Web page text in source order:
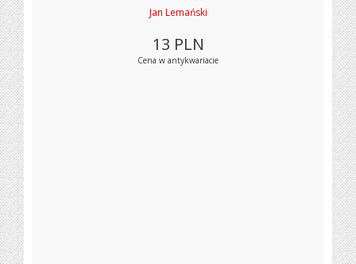
Jan Lemański
13 PLN
Cena w antykwariacie